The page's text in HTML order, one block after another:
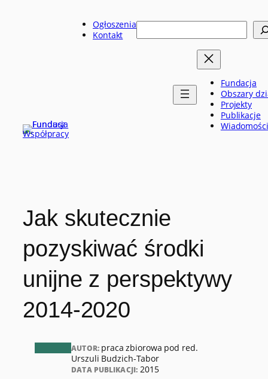
Ogłoszenia
Kontakt
Szukaj
Fundacja
Obszary
Projekty
Publikacje
Wiadomości
Jak skutecznie
pozyskiwać środki
unijne z perspektywy
2014-2020
AUTOR: praca zbiorowa pod red.
Urszuli Budzich-Tabor
DATA PUBLIKACJI: 2015